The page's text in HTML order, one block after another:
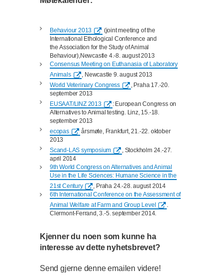
Behaviour 2013
(joint meeting of the
International Ethological Conference and
theAssociation for the Study of Animal
Behaviour),Newcastle 4.-8. august 2013
Consensus Meeting on Euthanasia of Laboratory
Animals
, Newcastle 9. august 2013
World Veterinary Congress
, Praha 17.-20.
september 2013
EUSAAT/LINZ 2013
: European Congress on
Alternatives to Animal testing. Linz, 15.-18.
september 2013
ecopas
årsmøte, Frankfurt, 21.-22. oktober
2013
Scand-LAS symposium
, Stockholm 24.-27.
april 2014
9th World Congress on Alternatives and Animal
Use in the Life Sciences: Humane Science in the
21st Century
, Praha 24.-28. august 2014
6th International Conference on the Assessment of
Animal Welfare at Farm and Group Level
.
Clermont-Ferrand, 3.-5. september 2014.
Kjenner du noen som kunne ha
interesse av dette nyhetsbrevet?
Send gjerne denne emailen videre!